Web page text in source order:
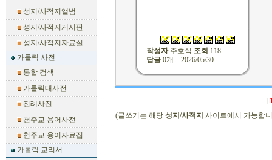
성지/사적지앨범
성지/사적지게시판
성지/사적지자료실
가톨릭 사전
통합 검색
가톨릭대사전
전례사전
천주교 용어사전
천주교 용어자료집
가톨릭 교리서
작성자:주호식 조회 :118
답글:0개 2026/05/30
[
(글쓰기는 해당 성지/사적지 사이트에서 가능합